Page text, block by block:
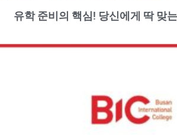
유학 준비의 핵심! 당신에게 딱 맞